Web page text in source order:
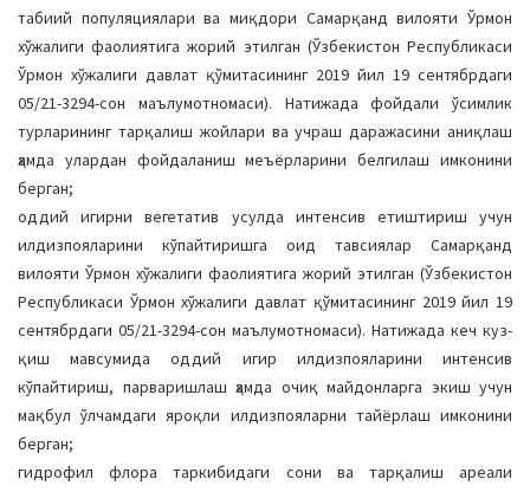
табиий популяциялари ва миқдори Самарқанд вилояти Ўрмон
хўжалиги фаолиятига жорий этилган (Ўзбекистон Республикаси
Ўрмон хўжалиги давлат қўмитасининг 2019 йил 19 сентябрдаги
05/21-3294-сон маълумотномаси). Натижада фойдали ўсимлик
турларининг тарқалиш жойлари ва учраш даражасини аниқлаш
ҳамда улардан фойдаланиш меъёрларини белгилаш имконини
берган;
оддий игирни вегетатив усулда интенсив етиштириш учун
илдизпояларини кўпайтиришга оид тавсиялар Самарқанд
вилояти Ўрмон хўжалиги фаолиятига жорий этилган (Ўзбекистон
Республикаси Ўрмон хўжалиги давлат қўмитасининг 2019 йил 19
сентябрдаги 05/21-3294-сон маълумотномаси). Натижада кеч куз-
қиш мавсумида оддий игир илдизпояларини интенсив
кўпайтириш, парваришлаш ҳамда очиқ майдонларга экиш учун
мақбул ўлчамдаги яроқли илдизпояларни тайёрлаш имконини
берган;
гидрофил флора таркибидаги сони ва тарқалиш ареали